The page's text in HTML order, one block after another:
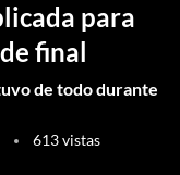
para
final
de todo durante
613vistas